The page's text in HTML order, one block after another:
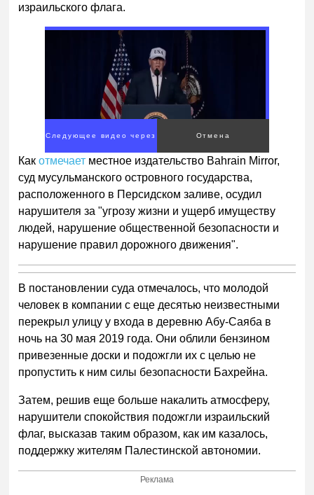
израильского флага.
Следующее видео через
2
Отмена
Какотмечает местное издательство Bahrain Mirror,
суд мусульманского островного государства,
расположенного в Персидском заливе, осудил
нарушителя за "угрозу жизни и ущерб имуществу
людей, нарушение общественной безопасности и
нарушение правил дорожного движения".
В постановлении суда отмечалось, что молодой
человек в компании с еще десятью неизвестными
перекрыл улицу у входа в деревню Абу-Саяба в
ночь на 30 мая 2019 года. Они облили бензином
привезенные доски и подожгли их с целью не
пропустить к ним силы безопасности Бахрейна.
Затем, решив еще больше накалить атмосферу,
нарушители спокойствия подожгли израильский
флаг, высказав таким образом, как им казалось,
поддержку жителям Палестинской автономии.
Реклама